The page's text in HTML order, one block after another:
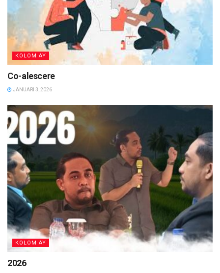
KOLOM AY
Co-alescere
JANUARI 3, 2026
KOLOM AY
2026